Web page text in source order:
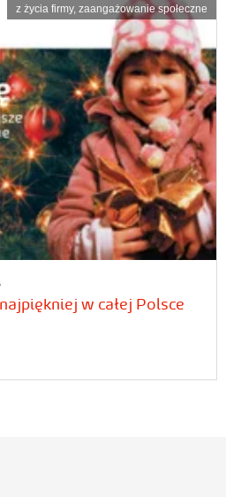
z życia firmy, zaangażowanie społeczne
w całej Polsce